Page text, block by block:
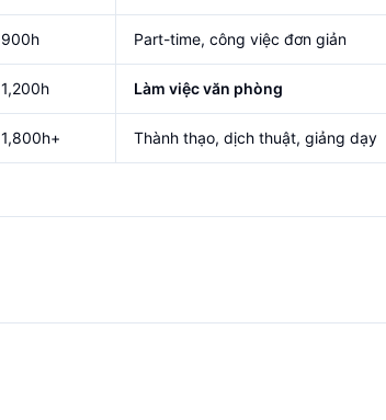
900h Part-time, công việc đơn giản
1,200h Làm việc văn phòng
1,800h+ Thành thạo, dịch thuật, giảng dạy